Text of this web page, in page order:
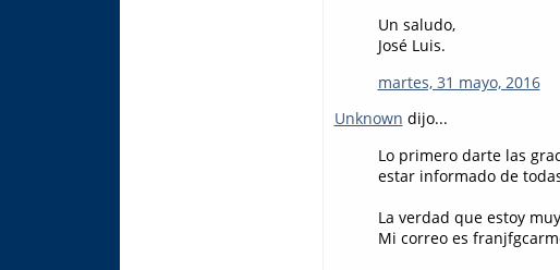
Un saludo,
José Luis.
martes, 31 mayo, 2016
Unknown dijo...
Lo primero darte las
estar informado de
La verdad que estoy
Mi correo es